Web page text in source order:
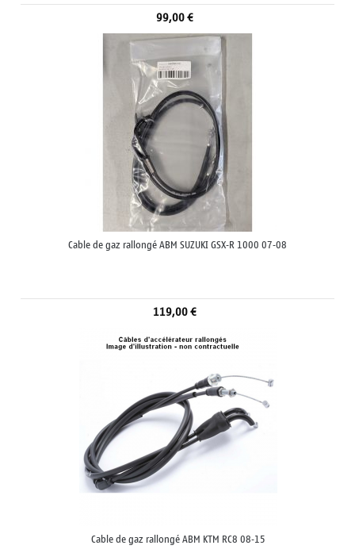
99,00 €
Cable de gaz rallongé ABM SUZUKI GSX-R 1000 07-08
119,00 €
Cable de gaz rallongé ABM KTM RC8 08-15